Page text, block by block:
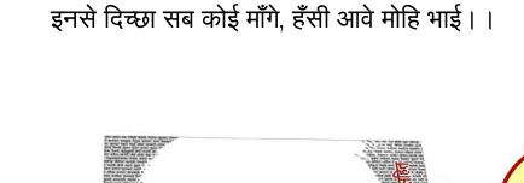
इनसे दिच्छा सब कोई माँगे, हँसी आवे मोहि भाई।।